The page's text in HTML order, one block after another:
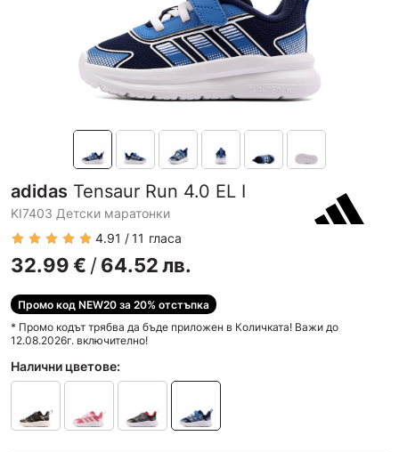
adidas Tensaur Run 4.0 EL I
KI7403 Детски маратонки
4.91
11 гласа
32.99€ /64.52лв.
Промо код NEW20 за 20% отстъпка
* Промо кодът трябва да бъде приложен в Количката! Важи до
12.08.2026г. включително!
Налични цветове: